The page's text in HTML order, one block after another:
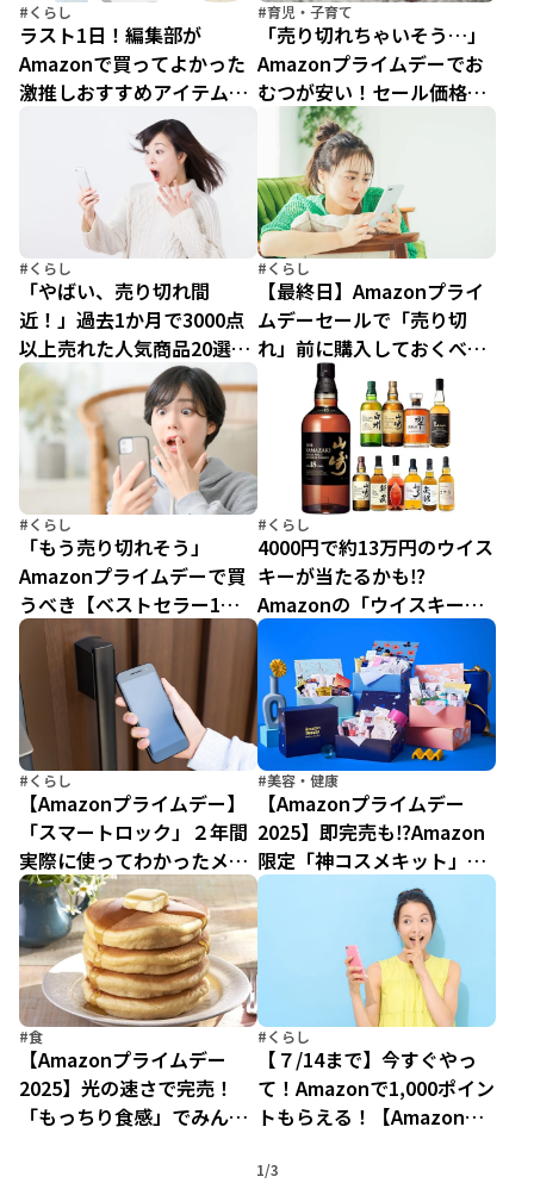
#くらし
ラスト1日！編集部が
Amazonで買ってよかった
激推しおすすめアイテムリ
スト超厳選23選！
【Amazonプライムデー
2025】
#育児・子育て
「売り切れちゃいそう…」
Amazonプライムデーでお
むつが安い！セール価格の
おすすめ商品5選
#くらし
「やばい、売り切れ間
近！」過去1か月で3000点
以上売れた人気商品20選
【Amazonプライムデー
2025】
#くらし
【最終日】Amazonプライ
ムデーセールで「売り切
れ」前に購入しておくべき
83選【売り切れたら即終
#くらし
「もう売り切れそう」
Amazonプライムデーで買
うべき【ベストセラー1
位】アイテム20選
#くらし
4000円で約13万円のウイス
キーが当たるかも⁉
Amazonの「ウイスキーガ
チャ」が超太っ腹だった！
【プライムデー】
#くらし
【Amazonプライムデー】
「スマートロック」２年間
実際に使ってわかったメリ
ットとデメリット「買って
後悔なし」
#美容・健康
【Amazonプライムデー
2025】即完売も⁉Amazon
限定「神コスメキット」争
奪戦が今年も始まる！
#食
【Amazonプライムデー
2025】光の速さで完売！
「もっちり食感」でみんな
#くらし
【７/14まで】今すぐやっ
て！Amazonで1,000ポイン
トもらえる！【Amazonプ
1/3